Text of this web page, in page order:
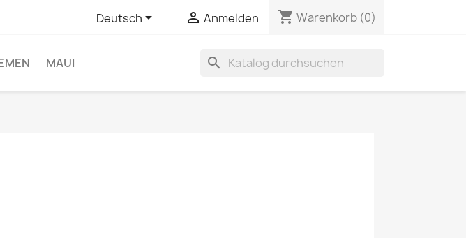
Deutsch  Anmelden shopping_cart Warenkorb (0)
MAUI search